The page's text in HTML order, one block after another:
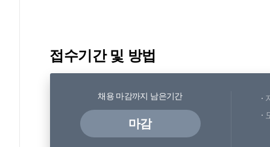
접수기간 및 방법
채용 마감까지 남은기간
마감